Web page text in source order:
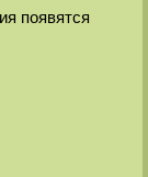
появятся